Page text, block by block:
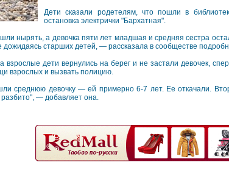
Дети сказали родетелям, что пошли в
остановка электрички "Бархатная".
нырять, а девочка пяти лет младшая и средняя сестра
дожидаясь старших детей, — рассказала в сообществе
взрослые дети вернулись на берег и не застали девочек,
взрослых и вызвать полицию.
среднюю девочку — ей примерно 6-7 лет. Ее откачали.
— добавляет она.